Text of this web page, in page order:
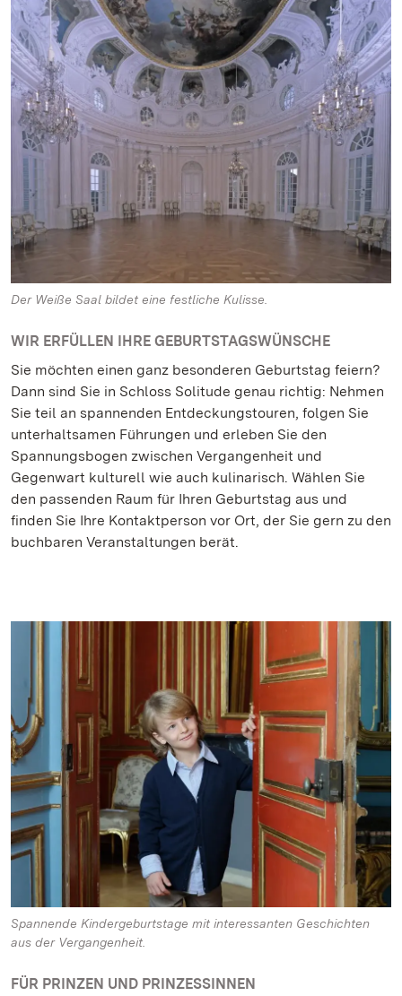
Der Weiße Saal bildet eine festliche Kulisse.
WIR ERFÜLLEN IHRE GEBURTSTAGSWÜNSCHE
Sie möchten einen ganz besonderen Geburtstag feiern?
Dann sind Sie in Schloss Solitude genau richtig: Nehmen
Sie teil an spannenden Entdeckungstouren, folgen Sie
unterhaltsamen Führungen und erleben Sie den
Spannungsbogen zwischen Vergangenheit und
Gegenwart kulturell wie auch kulinarisch. Wählen Sie
den passenden Raum für Ihren Geburtstag aus und
finden Sie Ihre Kontaktperson vor Ort, der Sie gern zu den
buchbaren Veranstaltungen berät.
Spannende Kindergeburtstage mit interessanten Geschichten
aus der Vergangenheit.
FÜR PRINZEN UND PRINZESSINNEN